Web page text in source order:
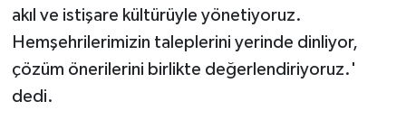
akıl ve istişare kültürüyle yönetiyoruz.
Hemşehrilerimizin taleplerini yerinde dinliyor,
çözüm önerilerini birlikte değerlendiriyoruz.'
dedi.